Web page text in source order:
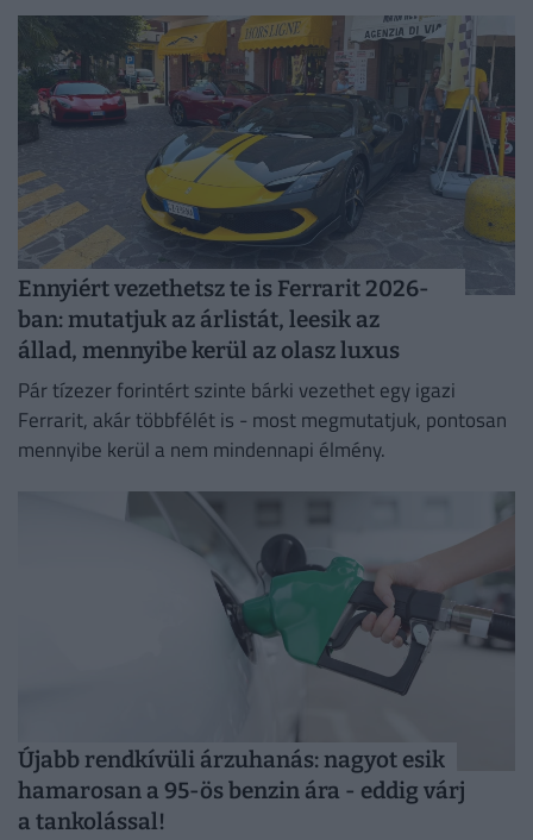
Ennyiért vezethetsz te is Ferrarit 2026-
ban: mutatjuk az árlistát, leesik az
állad, mennyibe kerül az olasz luxus
Pár tízezer forintért szinte bárki vezethet egy igazi
Ferrarit, akár többfélét is - most megmutatjuk, pontosan
mennyibe kerül a nem mindennapi élmény.
Újabb rendkívüli árzuhanás: nagyot esik
hamarosan a 95-ös benzin ára - eddig várj
a tankolással!